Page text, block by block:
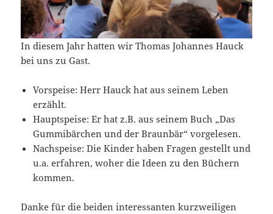
In diesem Jahr hatten wir Thomas Johannes Hauck
bei uns zu Gast.
Vorspeise: Herr Hauck hat aus seinem Leben
erzählt.
Hauptspeise: Er hat z.B. aus seinem Buch „Das
Gummibärchen und der Braunbär“ vorgelesen.
Nachspeise: Die Kinder haben Fragen gestellt und
u.a. erfahren, woher die Ideen zu den Büchern
kommen.
Danke für die beiden interessanten kurzweiligen